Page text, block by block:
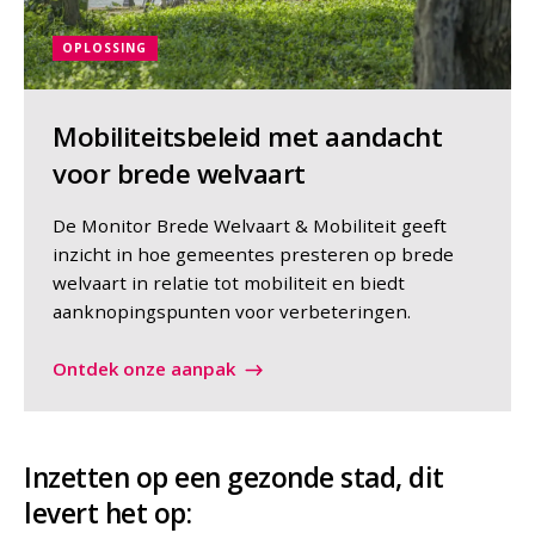
Mobiliteitsbeleid met aandacht
voor brede welvaart
De Monitor Brede Welvaart & Mobiliteit geeft
inzicht in hoe gemeentes presteren op brede
welvaart in relatie tot mobiliteit en biedt
aanknopingspunten voor verbeteringen.
Ontdek onze aanpak
OPLOSSING
Inzetten op een gezonde stad, dit
levert het op: